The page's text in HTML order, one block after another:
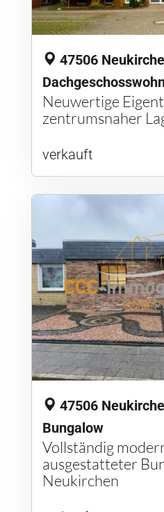
47506
Neuwertige
zentrumsnaher
verkauft
47506
Bungalow
Vollständig
ausgestatteter
Neukirchen